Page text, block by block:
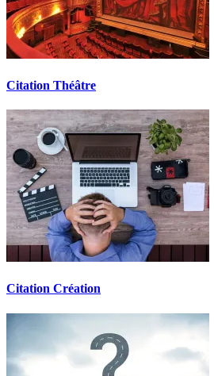
Citation Théâtre
Citation Création